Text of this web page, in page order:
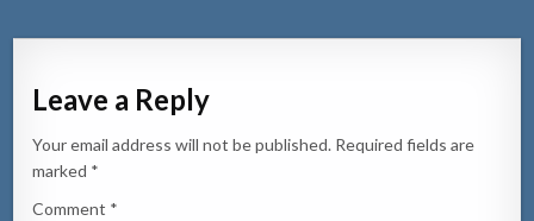
Leave a Reply
Your email address will not be published. Required fields are
marked *
Comment *